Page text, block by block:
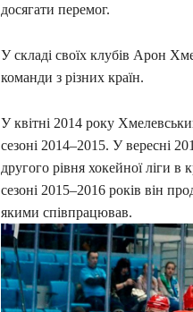
досягати перемог.
У складі своїх клубів Арон
команди з різних країн.
У квітні 2014 року
сезоні 2014–2015. У вересні
другого рівня хокейної ліги
сезоні 2015–2016 років він
якими співпрацював.